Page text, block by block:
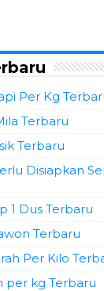
Per Kg
Terbaru
Terbaru
Disiapkan
1 Dus Terbaru
Terbaru
Per Kilo
per kg Terbaru